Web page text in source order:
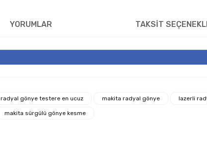
YORUMLAR TAKSİT
radyal gönye testere en ucuz makita radyal gönye lazerli
makita sürgülü gönye kesme